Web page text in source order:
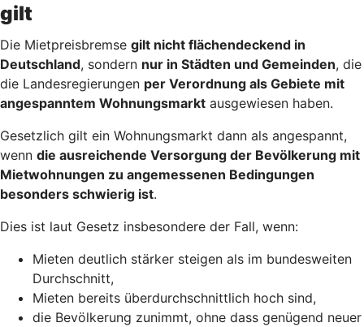
gilt
Die Mietpreisbremse gilt nicht flächendeckend in
Deutschland, sondern nur in Städten und Gemeinden, die
die Landesregierungen per Verordnung als Gebiete mit
angespanntem Wohnungsmarkt ausgewiesen haben.
Gesetzlich gilt ein Wohnungsmarkt dann als angespannt,
wenn die ausreichende Versorgung der Bevölkerung mit
Mietwohnungen zu angemessenen Bedingungen
besonders schwierig ist.
Dies ist laut Gesetz insbesondere der Fall, wenn:
Mieten deutlich stärker steigen als im bundesweiten
Durchschnitt,
Mieten bereits überdurchschnittlich hoch sind,
die Bevölkerung zunimmt, ohne dass genügend neuer